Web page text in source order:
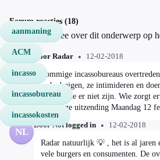
aanmaning
ACM
incasso
incassobureau
incassokosten
Forum reacties (18)
Discussieer mee over dit onderwerp op
R
Door Radar 12-02-2018
Sommige incassobureaus
ze bedreigen, ze intimideren en
hebben die er niet zijn. Wie zorgt
over deze uitzending Maandag 12 februari 2018 in Radar, om
21:24 uur bij AVROTROS op NPO 1
NL
Door Not logged in 12-02-2018
Radar natuurlijk 💡 , het is al jaren een doorn in het oog voor
vele burgers en consumenten. De